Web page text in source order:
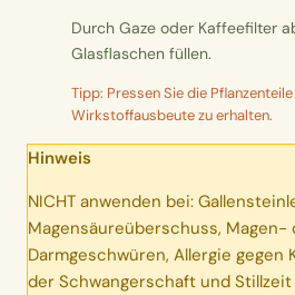
Durch Gaze oder Kaffeefilter
Glasflaschen füllen.
Tipp: Pressen Sie die
Wirkstoffausbeute zu erhalten.
Hinweis
NICHT anwenden bei:
Magensäureüberschuss, Magen-
Darmgeschwüren, Allergie gegen
der Schwangerschaft und Stillzeit